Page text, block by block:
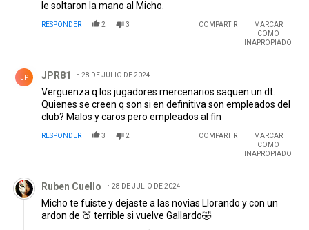
le soltaron la mano al Micho.
RESPONDER 2 3 COMPARTIR
MARCAR
COMO
INAPROPIADO
JP JPR81 28 DE JULIO DE 2024
Verguenza q los jugadores mercenarios saquen un dt.
Quienes se creen q son si en definitiva son empleados del
club? Malos y caros pero empleados al fin
RESPONDER 3 2 COMPARTIR
MARCAR
COMO
INAPROPIADO
Comentario de Ruben Cuello.
Ruben Cuello 28 DE JULIO DE 2024
Micho te fuiste y dejaste a las novias Llorando y con un
ardon de 🍑 terrible si vuelve Gallardo🤣